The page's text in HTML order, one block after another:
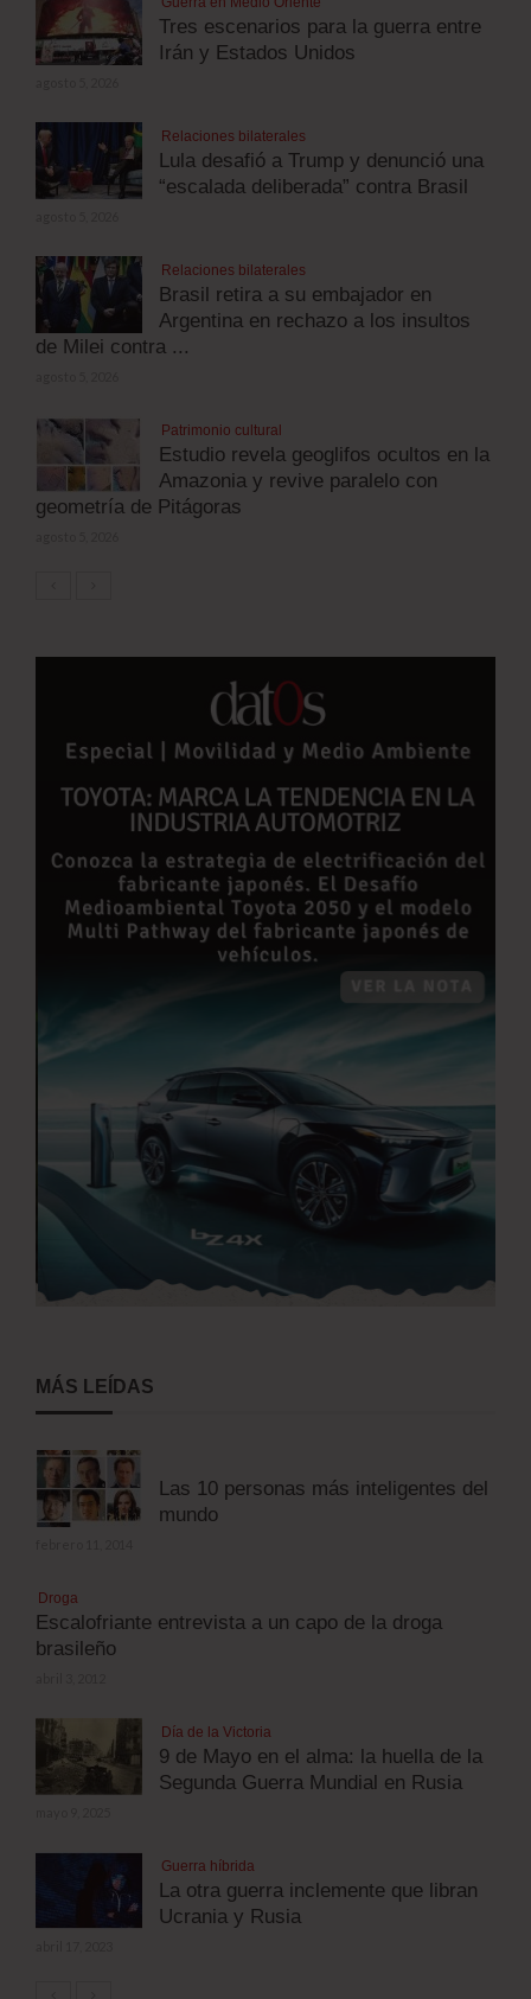
Tres escenarios para la guerra entre
Irán y Estados Unidos
Relaciones bilaterales
Lula desafió a Trump y denunció una
“escalada deliberada” contra Brasil
Relaciones bilaterales
Brasil retira a su embajador en
Argentina en rechazo a los insultos
de Milei contra ...
Patrimonio cultural
Estudio revela geoglifos ocultos en la
Amazonia y revive paralelo con
geometría de Pitágoras
MÁS LEÍDAS
Las 10 personas más inteligentes del
mundo
Droga
Escalofriante entrevista a un capo de la droga
brasileño
Día de la Victoria
9 de Mayo en el alma: la huella de la
Segunda Guerra Mundial en Rusia
Guerra híbrida
La otra guerra inclemente que libran
Ucrania y Rusia